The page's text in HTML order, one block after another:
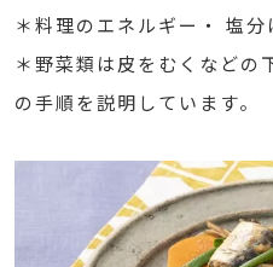
＊料理のエネルギー・ 塩
＊野菜類は皮をむくなどの
の手順を説明しています。